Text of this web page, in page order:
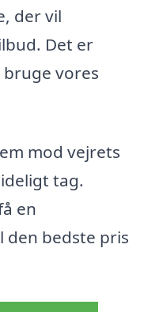
der vil
Det er
vores
mod vejrets
tag.
en
den bedste pris